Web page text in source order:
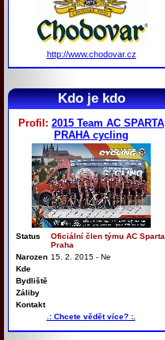
http://www.chodovar.cz
Kdo je kdo
Profil: 2015 Team AC SPARTA
PRAHA cycling
Status
Oficiální člen týmu AC Sparta
Praha
Narozen 15. 2. 2015 - Ne
Kde
Bydliště
Záliby
Kontakt
.: Chcete vědět více? :.